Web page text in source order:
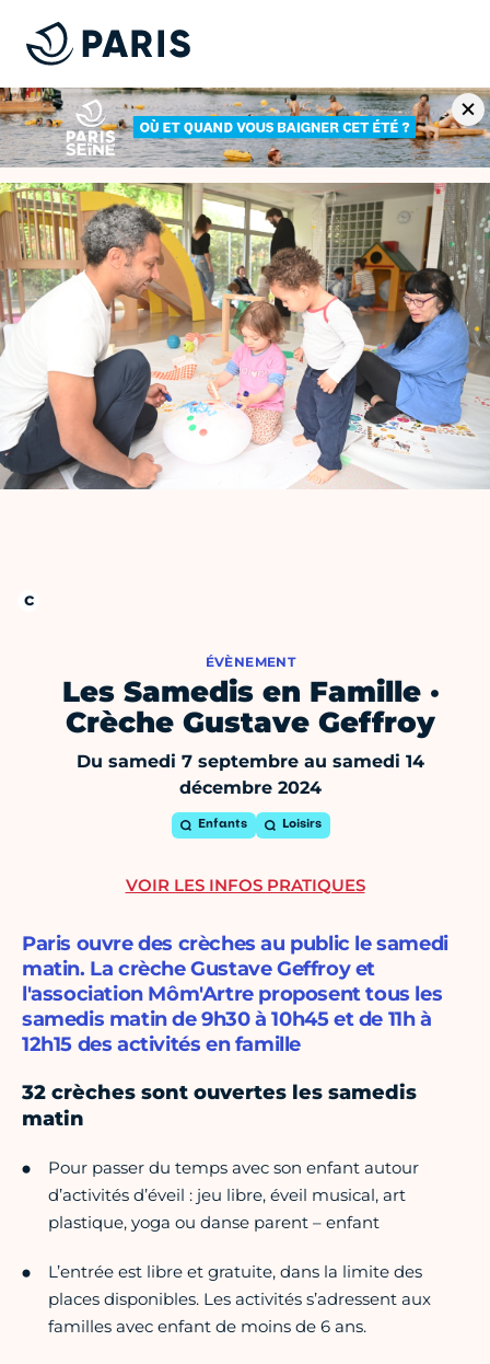
ÉVÈNEMENT
Les Samedis en Famille ·
Crèche Gustave Geffroy
Du samedi 7 septembre au samedi 14
décembre 2024
Enfants Loisirs
Paris ouvre des crèches au public le samedi
matin. La crèche Gustave Geffroy et
l'association Môm'Artre proposent tous les
samedis matin de 9h30 à 10h45 et de 11h à
12h15 des activités en famille
32 crèches sont ouvertes les samedis
matin
Pour passer du temps avec son enfant autour
d’activités d’éveil : jeu libre, éveil musical, art
plastique, yoga ou danse parent – enfant
L’entrée est libre et gratuite, dans la limite des
places disponibles. Les activités s’adressent aux
familles avec enfant de moins de 6 ans.
VOIR LES INFOS PRATIQUES